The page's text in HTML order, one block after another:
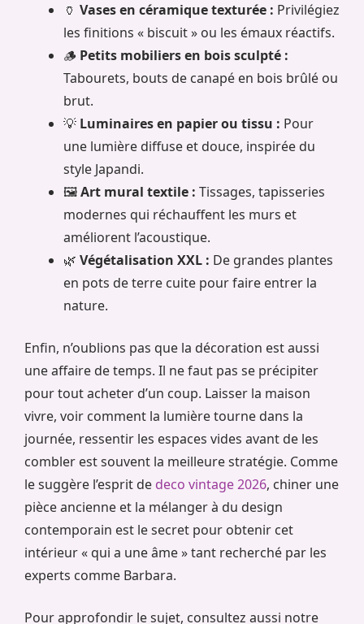
🏺 Vases en céramique texturée : Privilégiez
les finitions « biscuit » ou les émaux réactifs.
🪵 Petits mobiliers en bois sculpté :
Tabourets, bouts de canapé en bois brûlé ou
brut.
💡 Luminaires en papier ou tissu : Pour
une lumière diffuse et douce, inspirée du
style Japandi.
🖼️Art mural textile : Tissages, tapisseries
modernes qui réchauffent les murs et
améliorent l’acoustique.
🌿 Végétalisation XXL : De grandes plantes
en pots de terre cuite pour faire entrer la
nature.
Enfin, n’oublions pas que la décoration est aussi
une affaire de temps. Il ne faut pas se précipiter
pour tout acheter d’un coup. Laisser la maison
vivre, voir comment la lumière tourne dans la
journée, ressentir les espaces vides avant de les
combler est souvent la meilleure stratégie. Comme
le suggère l’esprit de deco vintage 2026, chiner une
pièce ancienne et la mélanger à du design
contemporain est le secret pour obtenir cet
intérieur « qui a une âme » tant recherché par les
experts comme Barbara.
Pour approfondir le sujet, consultez aussi notre